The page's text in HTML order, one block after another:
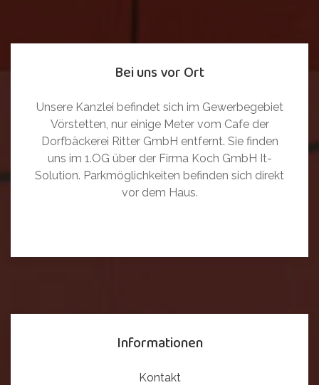
Bei uns vor Ort
Unsere Kanzlei befindet sich im Gewerbegebiet
Vörstetten, nur einige Meter vom Cafe der
Dorfbäckerei Ritter GmbH entfernt. Sie finden
uns im 1.OG über der Firma Koch GmbH It-
Solution. Parkmöglichkeiten befinden sich direkt
vor dem Haus.
Informationen
Kontakt